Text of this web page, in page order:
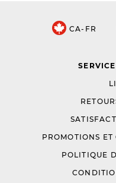
CA-FR
PROMOTIONS
POLITIQUE